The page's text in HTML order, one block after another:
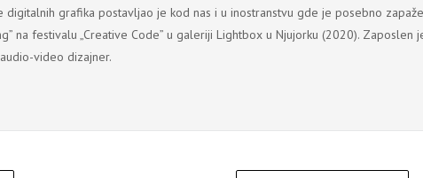
grafika postavljao je kod nas i u inostranstvu gde je posebno
na festivalu „Creative Code” u galeriji Lightbox u Njujorku (2020). Zaposlen
video dizajner.